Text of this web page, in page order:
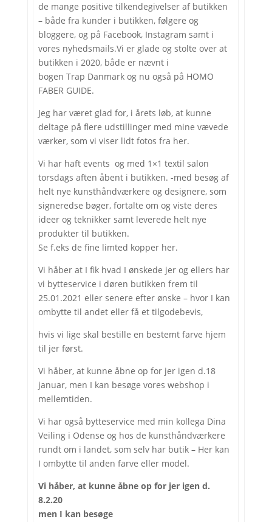
de mange positive tilkendegivelser af butikken
– både fra kunder i butikken, følgere og
bloggere, og på Facebook, Instagram samt i
vores nyhedsmails.Vi er glade og stolte over at
butikken i 2020, både er nævnt i
bogen Trap Danmark og nu også på HOMO
FABER GUIDE.
Jeg har været glad for, i årets løb, at kunne
deltage på flere udstillinger med mine vævede
værker, som vi viser lidt fotos fra her.
Vi har haft events og med 1×1 textil salon
torsdags aften åbent i butikken. -med besøg af
helt nye kunsthåndværkere og designere, som
signeredse bøger, fortalte om og viste deres
ideer og teknikker samt leverede helt nye
produkter til butikken.
Se f.eks de fine limted kopper her.
Vi håber at I fik hvad I ønskede jer og ellers har
vi bytteservice i døren butikken frem til
25.01.2021 eller senere efter ønske – hvor I kan
ombytte til andet eller få et tilgodebevis,
hvis vi lige skal bestille en bestemt farve hjem
til jer først.
Vi håber, at kunne åbne op for jer igen d.18
januar, men I kan besøge vores webshop i
mellemtiden.
Vi har også bytteservice med min kollega Dina
Veiling i Odense og hos de kunsthåndværkere
rundt om i landet, som selv har butik – Her kan
I ombytte til anden farve eller model.
Vi håber, at kunne åbne op for jer igen d.
8.2.20
men I kan besøge